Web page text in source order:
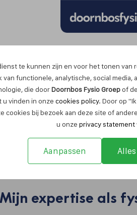
te kunnen zijn en voor het tonen van
van functionele, analytische, social media,
die doorDoornbos Fysio Groepof
u vinden in onze cookies policy. Door op
cookies bij bezoek aan deze site of
u onze privacy statement
Aanpassen
Maak nu een
Damian Kefilev
Mijn expertise als